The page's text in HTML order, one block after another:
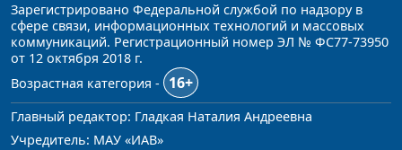
Зарегистрировано Федеральной службой по надзору в
сфере связи, информационных технологий и массовых
коммуникаций. Регистрационный номер ЭЛ № ФС77-73950
от 12 октября 2018 г.
Возрастная категория -
16+
Главный редактор: Гладкая Наталия Андреевна
Учредитель: МАУ «ИАВ»